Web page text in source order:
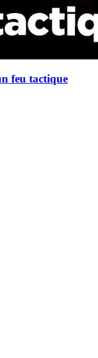
feu tactique